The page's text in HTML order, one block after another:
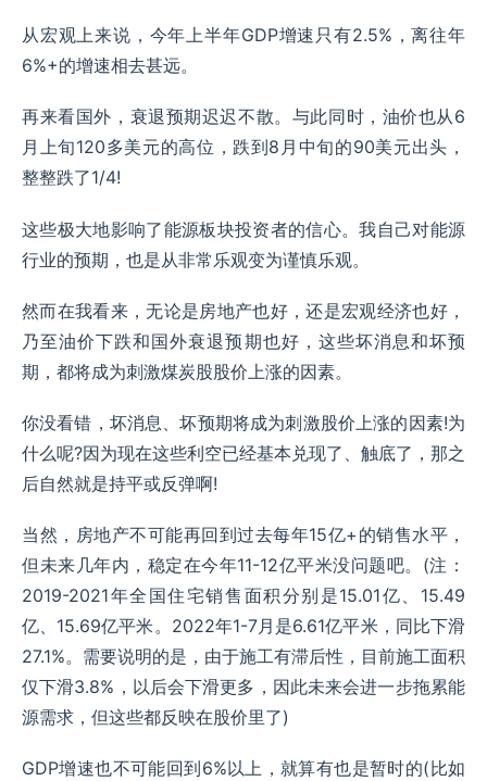
从宏观上来说，今年上半年GDP增速只有2.5%，离往年
6%+的增速相去甚远。
再来看国外，衰退预期迟迟不散。与此同时，油价也从6
月上旬120多美元的高位，跌到8月中旬的90美元出头，
整整跌了1/4!
这些极大地影响了能源板块投资者的信心。我自己对能源
行业的预期，也是从非常乐观变为谨慎乐观。
然而在我看来，无论是房地产也好，还是宏观经济也好，
乃至油价下跌和国外衰退预期也好，这些坏消息和坏预
期，都将成为刺激煤炭股股价上涨的因素。
你没看错，坏消息、坏预期将成为刺激股价上涨的因素!为
什么呢?因为现在这些利空已经基本兑现了、触底了，那之
后自然就是持平或反弹啊!
当然，房地产不可能再回到过去每年15亿+的销售水平，
但未来几年内，稳定在今年11-12亿平米没问题吧。(注：
2019-2021年全国住宅销售面积分别是15.01亿、15.49
亿、15.69亿平米。2022年1-7月是6.61亿平米，同比下滑
27.1%。需要说明的是，由于施工有滞后性，目前施工面积
仅下滑3.8%，以后会下滑更多，因此未来会进一步拖累能
源需求，但这些都反映在股价里了)
GDP增速也不可能回到6%以上，就算有也是暂时的(比如